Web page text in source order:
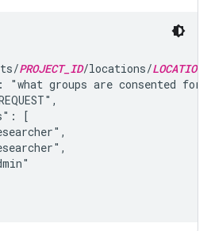
PROJECT_ID/locations/LOCATION
"what groups are consented for
[